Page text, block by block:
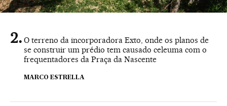
O terreno da incorporadora Exto, onde os planos de
se construir um prédio tem causado celeuma com o
frequentadores da Praça da Nascente
MARCO ESTRELLA